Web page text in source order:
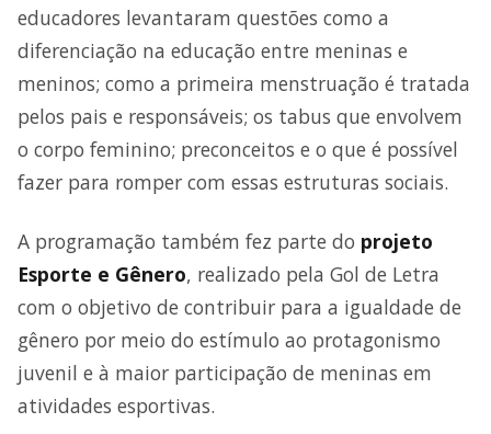
educadores levantaram questões como a
diferenciação na educação entre meninas e
meninos; como a primeira menstruação é tratada
pelos pais e responsáveis; os tabus que envolvem
o corpo feminino; preconceitos e o que é possível
fazer para romper com essas estruturas sociais.
A programação também fez parte do projeto
Esporte e Gênero, realizado pela Gol de Letra
com o objetivo de contribuir para a igualdade de
gênero por meio do estímulo ao protagonismo
juvenil e à maior participação de meninas em
atividades esportivas.